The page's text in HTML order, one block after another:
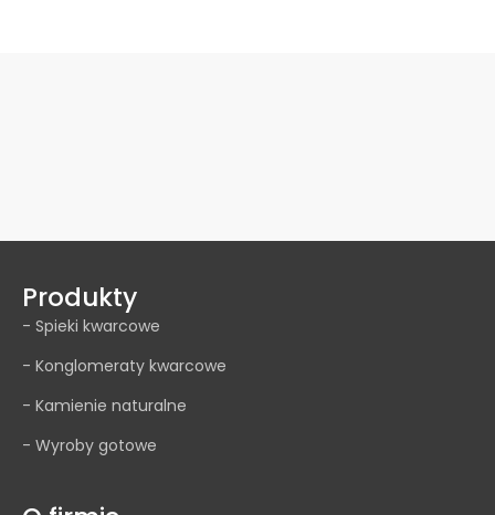
Produkty
- Spieki kwarcowe
- Konglomeraty kwarcowe
- Kamienie naturalne
- Wyroby gotowe